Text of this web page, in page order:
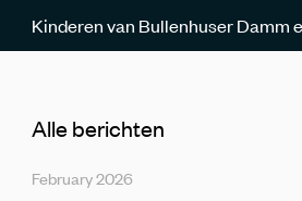
Kinderen van Bullenhuser Damm
Alle berichten
School Herinneringswerk
Zoeken
February 2026